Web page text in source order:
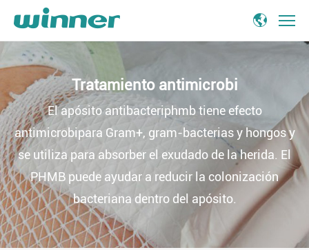
Tratamiento
antimicrobi
Solution
Winner
Medical
Tratamiento antimicrobi
El apósito antibacteriphmb tiene efecto
antimicrobipara Gram+, gram-bacterias y hongos y
se utiliza para absorber el exudado de la herida. El
PHMB puede ayudar a reducir la colonización
bacteriana dentro del apósito.